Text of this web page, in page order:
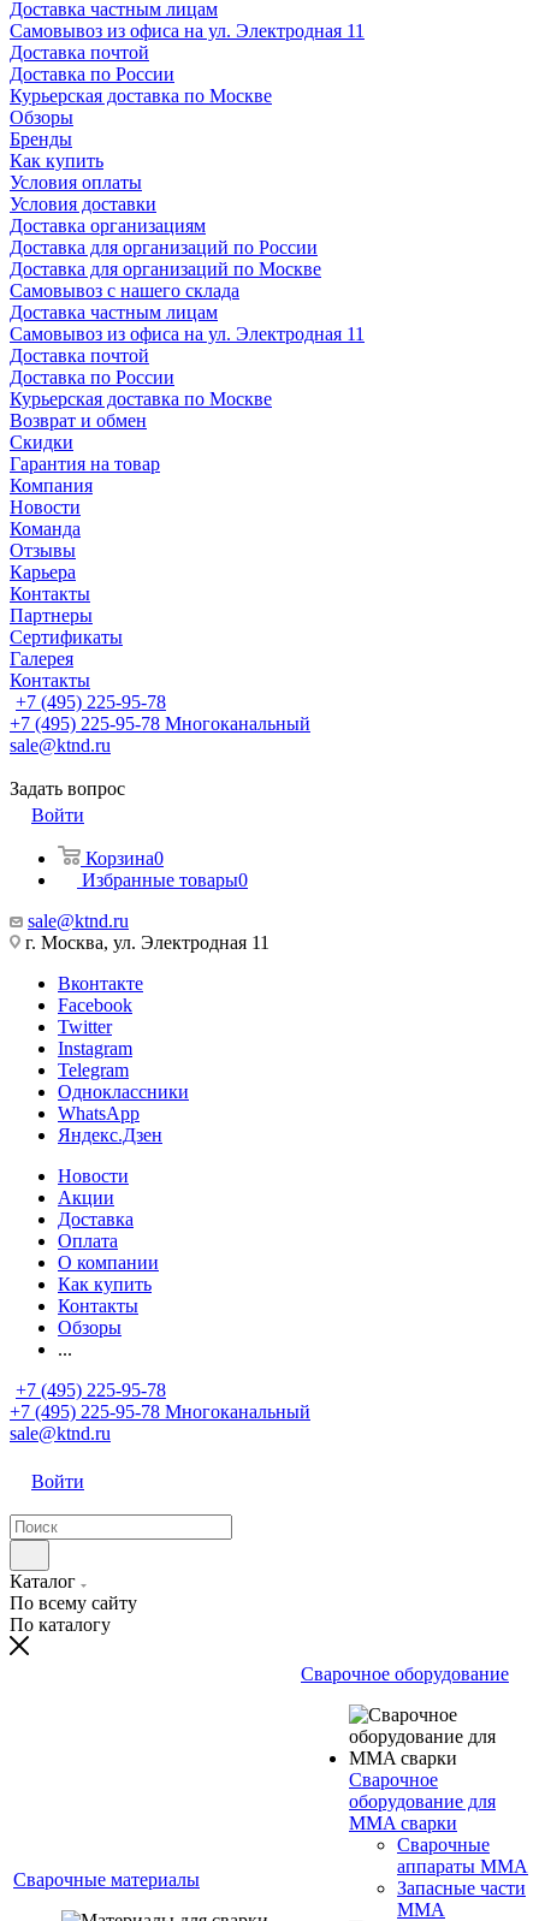
Доставка частным лицам
Самовывоз из офиса на ул. Электродная 11
Доставка почтой
Доставка по России
Курьерская доставка по Москве
Обзоры
Бренды
Как купить
Условия оплаты
Условия доставки
Доставка организациям
Доставка для организаций по России
Доставка для организаций по Москве
Самовывоз с нашего склада
Доставка частным лицам
Самовывоз из офиса на ул. Электродная 11
Доставка почтой
Доставка по России
Курьерская доставка по Москве
Возврат и обмен
Скидки
Гарантия на товар
Компания
Новости
Команда
Отзывы
Карьера
Контакты
Партнеры
Сертификаты
Галерея
Контакты
+7 (495) 225-95-78
+7 (495) 225-95-78 Многоканальный
sale@ktnd.ru
Задать вопрос
Войти
Корзина0
Избранные товары0
sale@ktnd.ru
г. Москва, ул. Электродная 11
Вконтакте
Facebook
Twitter
Instagram
Telegram
Одноклассники
WhatsApp
Яндекс.Дзен
Новости
Акции
Доставка
Оплата
О компании
Как купить
Контакты
Обзоры
...
+7 (495) 225-95-78
+7 (495) 225-95-78 Многоканальный
sale@ktnd.ru
Войти
Каталог
По всему сайту
По каталогу
Сварочные материалы
Сварочное оборудование
Сварочное
оборудование для
MMA сварки
Сварочные
аппараты MMA
Запасные части
MMA